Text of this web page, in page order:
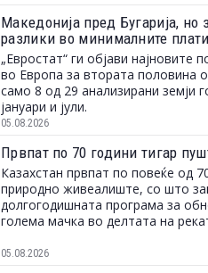
Македонија пред Бугарија, но
разлики во минималните
„Евростат“ ги објави
во Европа за втората половина
само 8 од 29 анализирани земји
јануари и јули.
05.08.2026
Првпат по 70 години тигар
Казахстан првпат по повеќе од
природно живеалиште, со што
долгогодишната програма за
голема мачка во делтата на
05.08.2026